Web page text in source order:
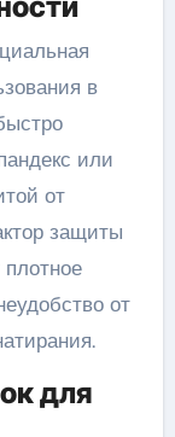
в
или
от
защиты
от
для